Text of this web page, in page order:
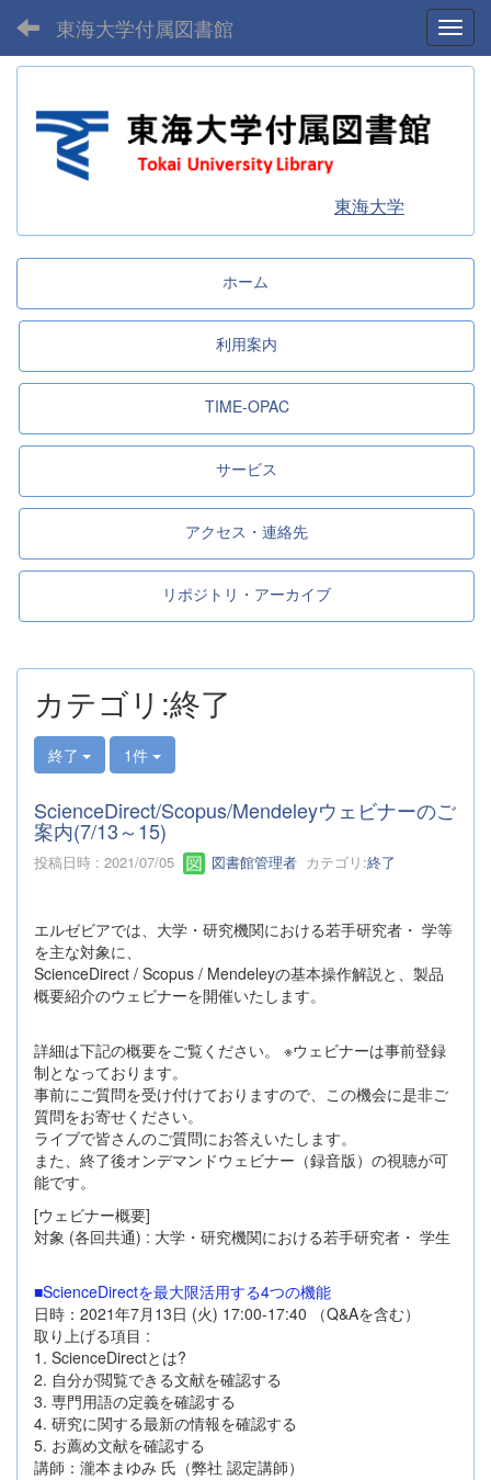
東海大学付属図書館
東海大学
ホーム
利用案内
TIME-OPAC
サービス
アクセス・連絡先
リポジトリ・アーカイブ
カテゴリ:終了
終了 1件
ScienceDirect/Scopus/Mendeleyウェビナーのご
案内(7/13～15)
投稿日時 : 2021/07/05 図書館管理者 カテゴリ:終了
エルゼビアでは、大学・研究機関における若手研究者・ 学等
を主な対象に、
ScienceDirect / Scopus / Mendeleyの基本操作解説と、製品
概要紹介のウェビナーを開催いたします。
詳細は下記の概要をご覧ください。 ※ウェビナーは事前登録
制となっております。
事前にご質問を受け付けておりますので、この機会に是非ご
質問をお寄せください。
ライブで皆さんのご質問にお答えいたします。
また、終了後オンデマンドウェビナー（録音版）の視聴が可
能です。
[ウェビナー概要]
対象 (各回共通) : 大学・研究機関における若手研究者・ 学生
■ScienceDirectを最大限活用する4つの機能
日時：2021年7月13日 (火) 17:00-17:40 （Q&Aを含む）
取り上げる項目 :
1. ScienceDirectとは?
2. 自分が閲覧できる文献を確認する
3. 専門用語の定義を確認する
4. 研究に関する最新の情報を確認する
5. お薦め文献を確認する
講師：瀧本まゆみ 氏（弊社 認定講師）